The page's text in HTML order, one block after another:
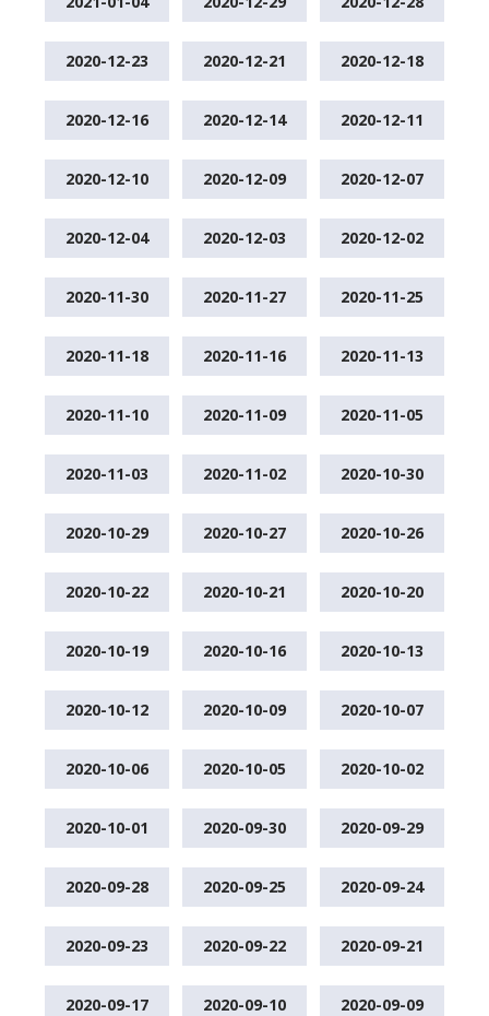
2020-12-23 2020-12-21 2020-12-18
2020-12-16 2020-12-14 2020-12-11
2020-12-10 2020-12-09 2020-12-07
2020-12-04 2020-12-03 2020-12-02
2020-11-30 2020-11-27 2020-11-25
2020-11-18 2020-11-16 2020-11-13
2020-11-10 2020-11-09 2020-11-05
2020-11-03 2020-11-02 2020-10-30
2020-10-29 2020-10-27 2020-10-26
2020-10-22 2020-10-21 2020-10-20
2020-10-19 2020-10-16 2020-10-13
2020-10-12 2020-10-09 2020-10-07
2020-10-06 2020-10-05 2020-10-02
2020-10-01 2020-09-30 2020-09-29
2020-09-28 2020-09-25 2020-09-24
2020-09-23 2020-09-22 2020-09-21
2020-09-17 2020-09-10 2020-09-09